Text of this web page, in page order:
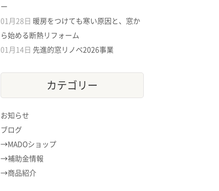
ー
01月28日 暖房をつけても寒い原因と、窓か
ら始める断熱リフォーム
01月14日 先進的窓リノベ2026事業
カテゴリー
お知らせ
ブログ
MADOショップ
補助金情報
商品紹介